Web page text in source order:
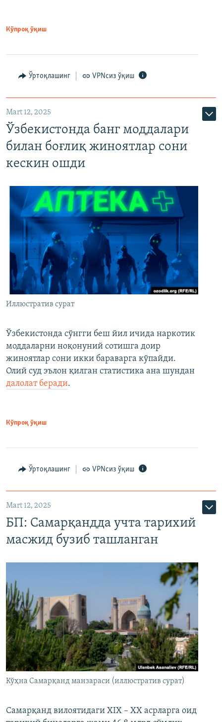
Кўпроқ ўқиш
Ўртоқлашинг VPNсиз ўқиш
Mart 12, 2025
Ўзбекистонда банг моддалари
билан боғлиқ жиноятлар сони
кескин ошди
Иллюстратив сурат
Ўзбекистонда сўнгги беш йил ичида наркотик
моддаларни ноқонуний сотишга доир
жиноятлар сони икки бараварга кўпайди.
Олий суд эълон қилган статистика ана шундан
далолат беради.
Кўпроқ ўқиш
Ўртоқлашинг VPNсиз ўқиш
Mart 12, 2025
БП: Самарқандда учта тарихий
масжид бузиб ташланган
Кўҳна Самарқанд манзараси (иллюстратив сурат)
Самарқанд вилоятидаги XIX – XX асрларга оид